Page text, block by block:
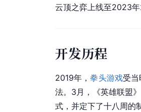
云顶之弈上线至2023
开发历程
2019年，拳头游戏受
法。3月，《英雄联盟
式，并定下了十八周的